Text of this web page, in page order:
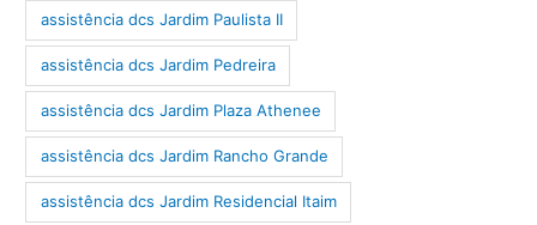
assistência dcs Jardim Paulista II
assistência dcs Jardim Pedreira
assistência dcs Jardim Plaza Athenee
assistência dcs Jardim Rancho Grande
assistência dcs Jardim Residencial Itaim